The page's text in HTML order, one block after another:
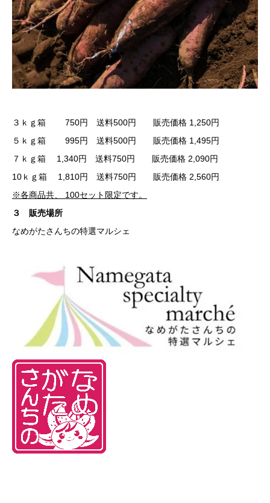
３ｋｇ箱 750円 送料500円 販売価格 1,250円
５ｋｇ箱 995円 送料500円 販売価格 1,495円
７ｋｇ箱 1,340円 送料750円 販売価格 2,090円
10ｋｇ箱 1,810円 送料750円 販売価格 2,560円
※各商品共、 100セット限定です。
３ 販売場所
なめがたさんちの特選マルシェ